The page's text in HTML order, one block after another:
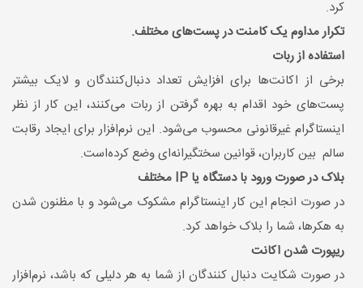
کرد.
تکرار مداوم یک کامنت در پست‌های مختلف.
استفاده از ربات
برخی از اکانت‌ها برای افزایش تعداد دنبال‌کنندگان و لایک بیشتر
پست‌های خود اقدام به بهره گرفتن از ربات می‌کنند، این کار از نظر
اینستاگرام غیرقانونی محسوب می‌شود. این نرم‌افزار برای ایجاد رقابت
سالم بین کاربران، قوانین سختگیرانه‌ای وضع کرده‌است.
بلاک در صورت ورود با دستگاه یا IP مختلف
در صورت انجام این کار اینستاگرام مشکوک می‌شود و با مظنون شدن
به هکرها، شما را بلاک خواهد کرد.
ریپورت شدن اکانت
در صورت شکایت دنبال کنندگان از شما به هر دلیلی که باشد، نرم‌افزار